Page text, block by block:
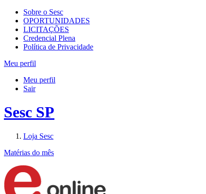
Sobre o Sesc
OPORTUNIDADES
LICITAÇÕES
Credencial Plena
Política de Privacidade
Meu perfil
Meu perfil
Sair
Sesc SP
Loja Sesc
Matérias do mês